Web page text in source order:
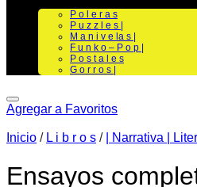
P o l e r a s
P u z z l e s |
M a n i v e la s |
F u n k o – P o p |
P o s t a l e s
G o r r o s |
Agregar a Favoritos
Inicio / L i b r o s / | Narrativa |
Ensayos